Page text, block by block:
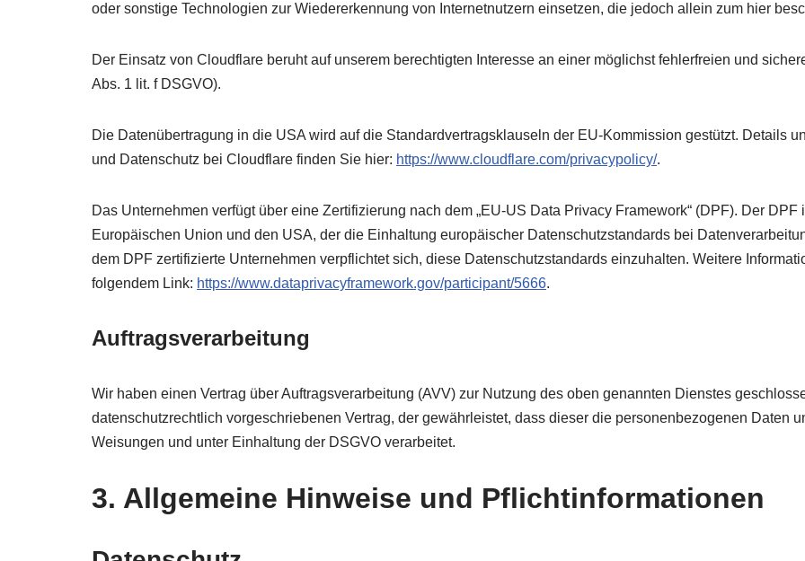
oder sonstige Technologien zur Wiedererkennung von Internetnutzern einsetzen, die jedoch allein zum hier
Der Einsatz von Cloudflare beruht auf unserem berechtigten Interesse an einer möglichst fehlerfreien und
Abs. 1 lit. f DSGVO).
Die Datenübertragung in die USA wird auf die Standardvertragsklauseln der EU-Kommission gestützt. Details
und Datenschutz bei Cloudflare finden Sie hier: https://www.cloudflare.com/privacypolicy/.
Das Unternehmen verfügt über eine Zertifizierung nach dem „EU-US Data Privacy Framework“ (DPF). Der
Europäischen Union und den USA, der die Einhaltung europäischer Datenschutzstandards bei
dem DPF zertifizierte Unternehmen verpflichtet sich, diese Datenschutzstandards einzuhalten. Weitere
folgendem Link: https://www.dataprivacyframework.gov/participant/5666.
Auftragsverarbeitung
Wir haben einen Vertrag über Auftragsverarbeitung (AVV) zur Nutzung des oben genannten Dienstes
datenschutzrechtlich vorgeschriebenen Vertrag, der gewährleistet, dass dieser die personenbezogenen Daten
Weisungen und unter Einhaltung der DSGVO verarbeitet.
3. Allgemeine Hinweise und Pflicht­informationen